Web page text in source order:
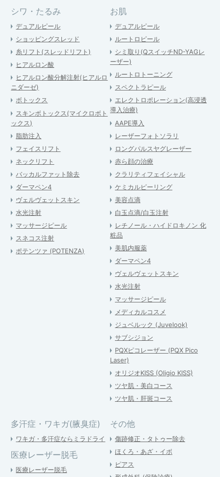
シワ・たるみ
デュアルピール
ショッピングスレッド
糸リフト(スレッドリフト)
ヒアルロン酸
ヒアルロン酸分解注射(ヒアルロ
ニダーゼ)
ボトックス
スキンボトックス(マイクロボト
ックス)
脂肪注入
フェイスリフト
ネックリフト
バッカルファット除去
ダーマペン4
ヴェルヴェットスキン
水光注射
マッサージピール
スネコス注射
ポテンツァ (POTENZA)
お肌
デュアルピール
ルートロピール
シミ取り(QスイッチND-YAGレ
ーザー)
ルートロトーニング
スペクトラピール
エレクトロポレーション(高浸透
導入治療)
AAPE導入
レーザーフォトソラリ
ロングパルスヤグレーザー
赤ら顔の治療
クラリティフェイシャル
ケミカルピーリング
美容点滴
白玉点滴/白玉注射
レチノール・ハイドロキノン 化
粧品
美肌内服薬
ダーマペン4
ヴェルヴェットスキン
水光注射
マッサージピール
メディカルコスメ
ジュベルック (Juvelook)
サブシジョン
PQXピコレーザー (PQX Pico
Laser)
オリジオKISS (Oligio KISS)
ツヤ肌・美白コース
ツヤ肌・肝斑コース
多汗症・ワキガ(腋臭症)
ワキガ・多汗症ならミラドライ
医療レーザー脱毛
医療レーザー脱毛
その他
傷跡修正・タトゥー除去
ほくろ・あざ・イボ
ピアス